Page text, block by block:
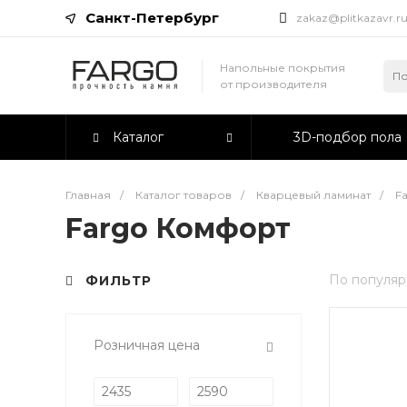
Санкт-Петербург zakaz@plitkazavr.ru
Напольные покрытия
от производителя
Каталог 3D-подбор пола
Главная / Каталог товаров / Кварцевый ламинат /
Fargo Комфорт
ФИЛЬТР
Розничная цена
По